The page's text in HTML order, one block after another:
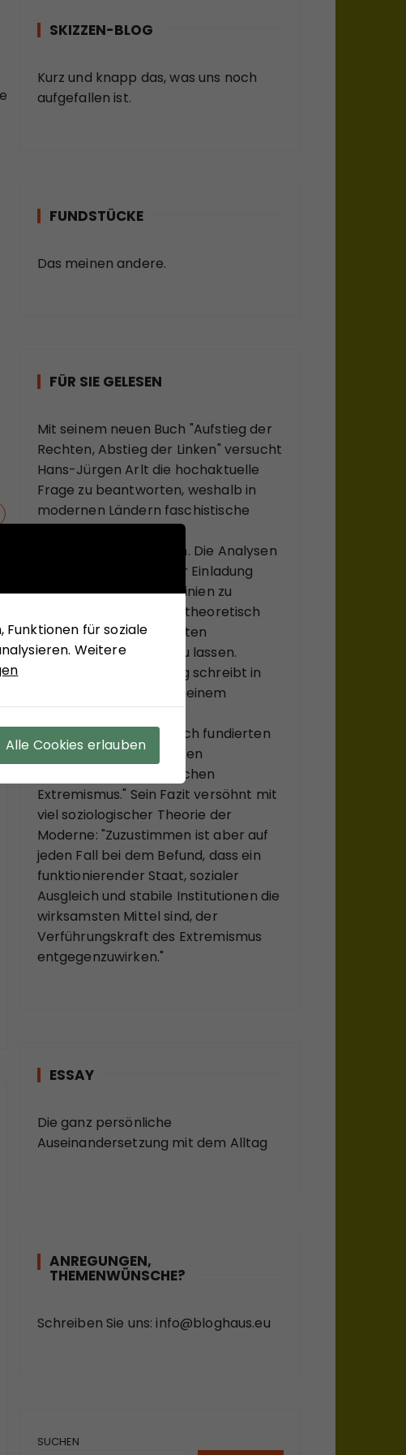
SKIZZEN-BLOG
Kurz und knapp das, was uns noch
aufgefallen ist.
FUNDSTÜCKE
Das meinen andere.
FÜR SIE GELESEN
Mit seinem neuen Buch "Aufstieg der
Rechten, Abstieg der Linken" versucht
Hans-Jürgen Arlt die hochaktuelle
Frage zu beantworten, weshalb in
modernen Ländern faschistische
Anziehungskraft haben. Die Analysen
des Buches sollen einer Einladung
sein, bekannte Diskurslinien zu
verlassen, sich, systemtheoretisch
inspiriert, zu ungewohnten
Sichtweisen anregen zu lassen.
Matthias Schulze-Böing schreibt in
seinem Buch-Tipp von einem
"kühnem Entwurf eines
gesellschaftstheoretisch fundierten
Konzepts zu einem neuen
Verständnis des politischen
Extremismus." Sein Fazit versöhnt mit
viel soziologischer Theorie der
Moderne: "Zuzustimmen ist aber auf
jeden Fall bei dem Befund, dass ein
funktionierender Staat, sozialer
Ausgleich und stabile Institutionen die
wirksamsten Mittel sind, der
Verführungskraft des Extremismus
entgegenzuwirken."
ESSAY
Die ganz persönliche
Auseinandersetzung mit dem Alltag
ANREGUNGEN,
THEMENWÜNSCHE?
Schreiben Sie uns: info@bloghaus.eu
SUCHEN
Funktionen für soziale
Weitere
Alle Cookies erlauben